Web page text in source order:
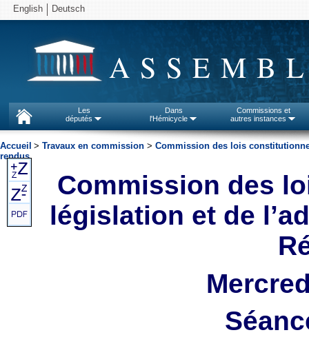
English Deutsch
Les
députés
Dans
l'Hémicycle
Commissions et
autres instances
Accueil > Travaux en commission > Commission des lois
rendus
Commission des
législation et de